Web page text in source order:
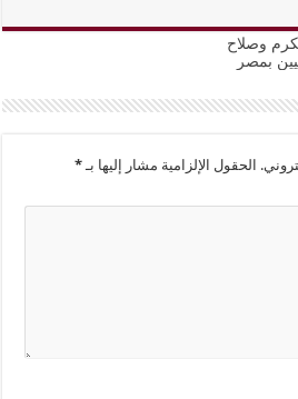
وصلاح
بمصر
الحقول الإلزامية مشار إليها بـ*